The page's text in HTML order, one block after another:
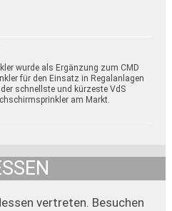
wurde als Ergänzung zum CMD
für den Einsatz in Regalanlagen
schnellste und kürzeste VdS
am Markt.
vertreten. Besuchen